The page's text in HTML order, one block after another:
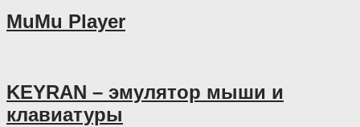
MuMu Player
KEYRAN – эмулятор мыши и
клавиатуры